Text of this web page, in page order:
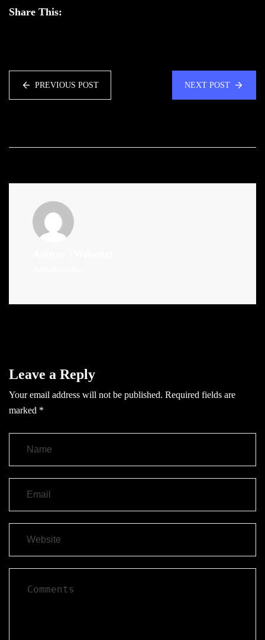
Share This:
PREVIOUS POST NEXT POST
Leave a Reply
Your email address will not be published. Required fields are
marked *